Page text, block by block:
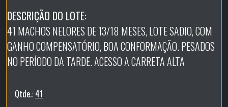
DESCRIÇÃO DO LOTE:
41 MACHOS NELORES DE 13/18 MESES, LOTE SADIO, COM
GANHO COMPENSATÓRIO, BOA CONFORMAÇÃO. PESADOS
NO PERÍODO DA TARDE. ACESSO A CARRETA ALTA
Qtde.: 41